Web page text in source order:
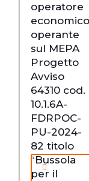
operatore
economico
operante
sul MEPA
Progetto
Avviso
64310 cod.
10.1.6A-
FDRPOC-
PU-2024-
82 titolo
“Bussola
per il